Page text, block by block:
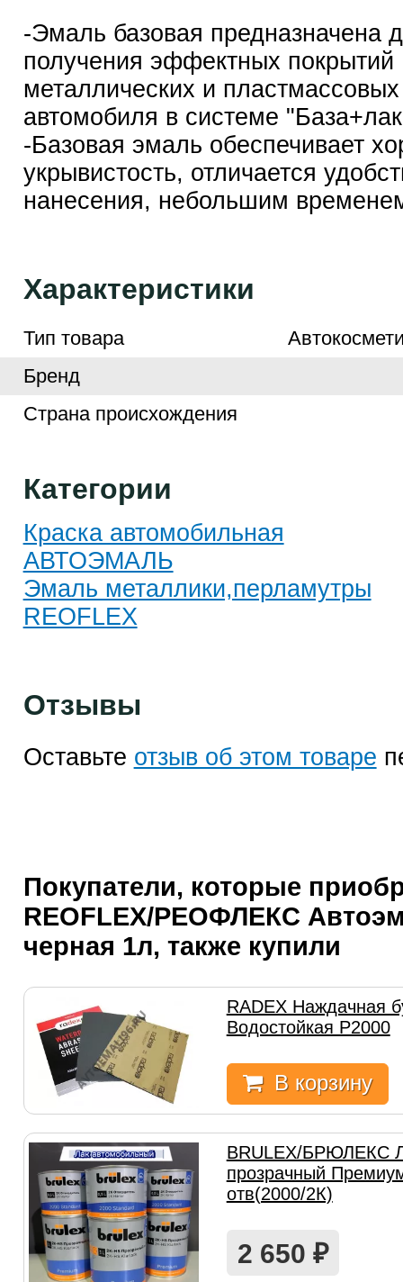
-Эмаль базовая предназначена
получения эффектных покрытий
металлических и
автомобиля в системе
-Базовая эмаль обеспечивает
укрывистость, отличается
нанесения, небольшим
Характеристики
Тип товара
Бренд
Страна происхождения
Категории
Краска автомобильная
АВТОЭМАЛЬ
Эмаль металлики,перламутры
REOFLEX
Отзывы
Оставьте отзыв об этом товаре
Покупатели, которые
REOFLEX/РЕОФЛЕКС
черная 1л, также купили
RADEX Наждачная
Водостойкая Р2000
В корзину
BRULEX/БРЮЛЕКС
прозрачный
отв(2000/2К)
2 650 ₽